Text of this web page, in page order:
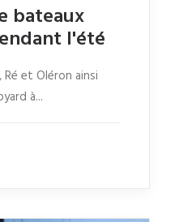
bateaux
l'été
et Oléron ainsi
à...